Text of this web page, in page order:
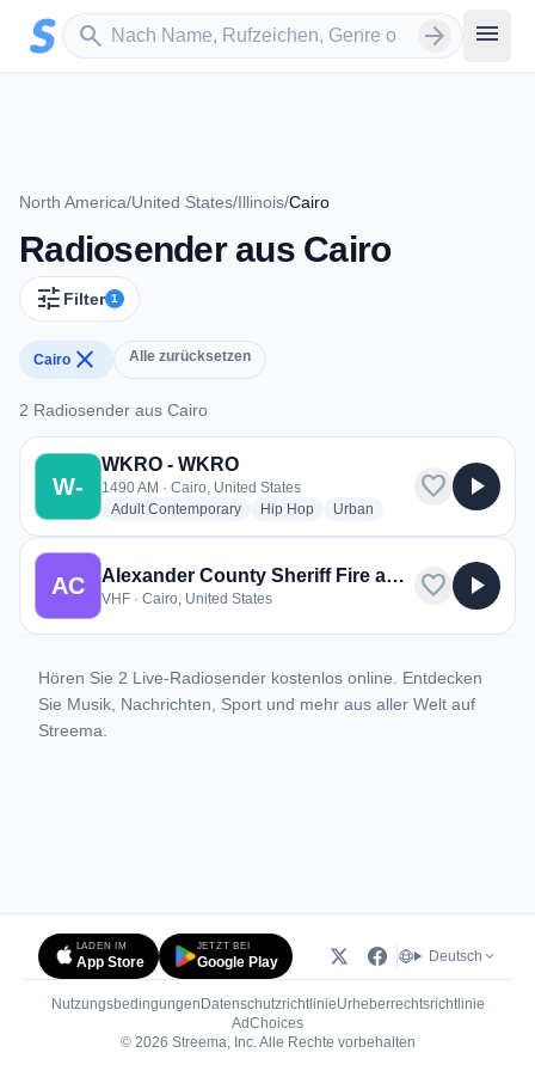
Zum Hauptinhalt springen
search
Sender suchen arrow_forward menu
North America/United States/Illinois/Cairo
Radiosender aus Cairo
tune Filter 1
Cairo close Alle zurücksetzen
2 Radiosender aus Cairo
2 Radiosender aus Cairo
W-
WKRO - WKRO
1490 AM · Cairo, United States
Adult Contemporaryradio stations
Hip Hopradio stations
Urban radio stations
favorite play_arrow
AC Alexander County Sheriff Fire and EMS
VHF · Cairo, United States favorite play_arrow
Hören Sie 2 Live-Radiosender kostenlos online. Entdecken
Sie Musik, Nachrichten, Sport und mehr aus aller Welt auf
Streema.
LADEN IM
App Store
JETZT BEI
Google Play Deutsch
Nutzungsbedingungen DatenschutzrichtlinieUrheberrechtsrichtlinie
AdChoices(öffnet in neuem Tab)
© 2026 Streema, Inc. Alle Rechte vorbehalten